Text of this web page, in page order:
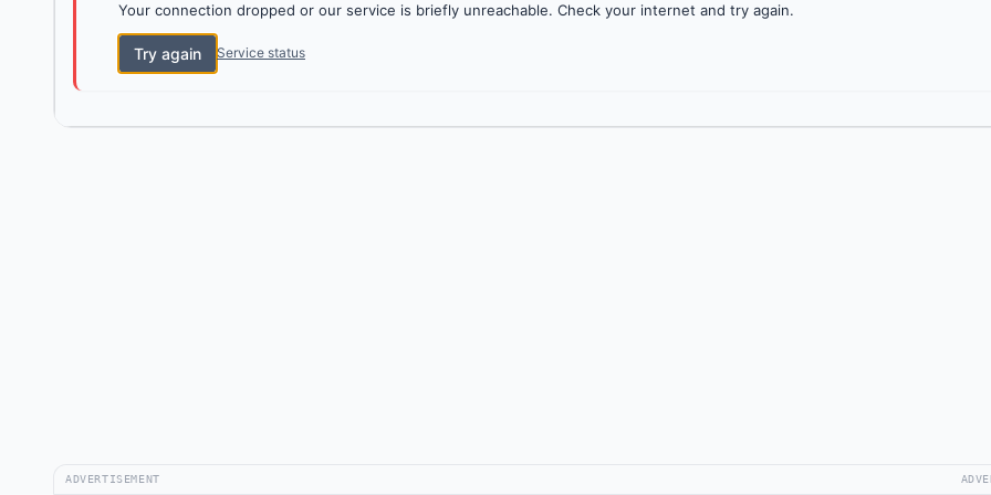
Your connection dropped or our service is briefly unreachable. Check your internet and try again.
Try again Service status
ADVERTISEMENT